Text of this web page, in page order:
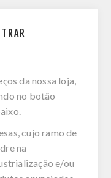
da nossa loja,
no botão
cujo ramo de
na
e/ou